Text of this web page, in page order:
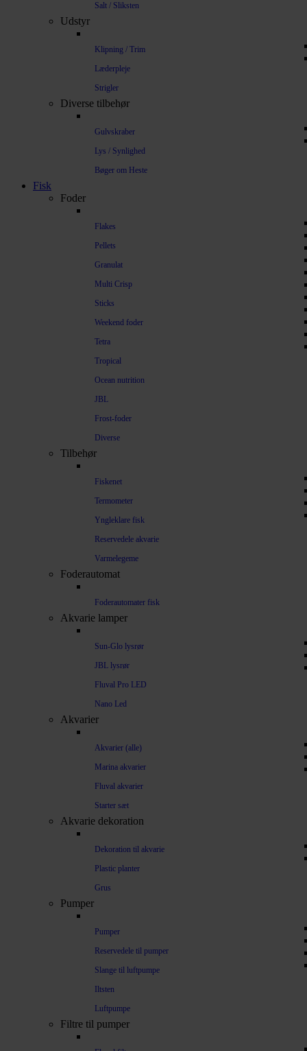
Salt / Sliksten
Udstyr
Klipning / Trim
Læderpleje
Strigler
Diverse tilbehør
Gulvskraber
Lys / Synlighed
Bøger om Heste
Fisk
Foder
Flakes
Pellets
Granulat
Multi Crisp
Sticks
Weekend foder
Tetra
Tropical
Ocean nutrition
JBL
Frost-foder
Diverse
Tilbehør
Fiskenet
Termometer
Yngleklare fisk
Reservedele akvarie
Varmelegeme
Foderautomat
Foderautomater fisk
Akvarie lamper
Sun-Glo lysrør
JBL lysrør
Fluval Pro LED
Nano Led
Akvarier
Akvarier (alle)
Marina akvarier
Fluval akvarier
Starter sæt
Akvarie dekoration
Dekoration til akvarie
Plastic planter
Grus
Pumper
Pumper
Reservedele til pumper
Slange til luftpumpe
Iltsten
Luftpumpe
Filtre til pumper